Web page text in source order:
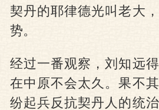
契丹的耶律德光叫老大
势。
经过一番观察，刘知远
在中原不会太久。果不
纷起兵反抗契丹人的统